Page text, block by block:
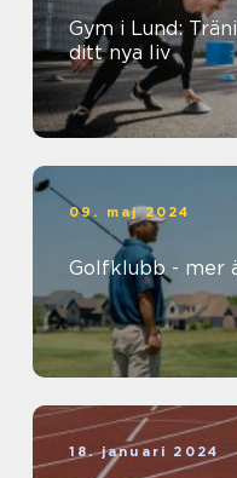
Gym i Lund:
ditt nya liv
09. maj 2024
Golfklubb - mer
18. januari 2024